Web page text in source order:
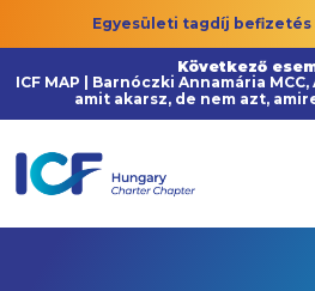
Egyesületi tagdíj befizetés
Következő
ICF MAP | Barnóczki Annamária
amit akarsz, de nem azt,